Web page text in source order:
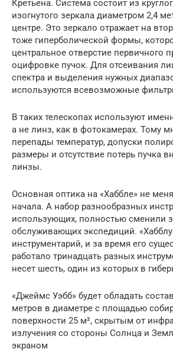
Кретьена. Система состоит из
изогнутого зеркала диаметром 2,4
центре. Это зеркало отражает на
тоже гиперболической формы,
центральное отверстие первичного
оцифровке пучок. Для отсеивания
спектра и выделения нужных
используются всевозможные
В таких телескопах используют
а не линз, как в фотокамерах. Тому
перепады температур, допуски
размеры и отсутствие потерь пучка
линзы.
Основная оптика на «Хаббле» не
начала. А набор разнообразных
использующих, полностью сменили
обслуживающих экспедиций.
инструментарий, и за время его
работало тринадцать разных
несет шесть, один из которых в
«Джеймс Уэбб» будет обладать
метров в диаметре с площадью
поверхности 25 м², скрытым от
излучения со стороны Солнца и
экраном